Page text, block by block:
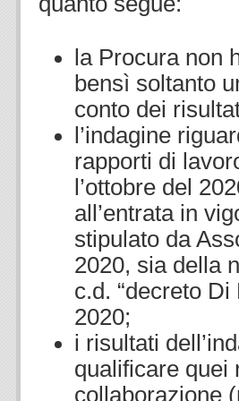
la Procura non
bensì soltanto
conto dei
l’indagine
rapporti di
l’ottobre del
all’entrata in
stipulato da
2020, sia della
c.d. “decreto
2020;
i risultati
qualificare quei
collaborazione